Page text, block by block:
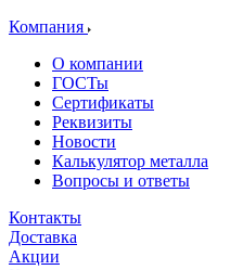
Компания
О компании
ГОСТы
Сертификаты
Реквизиты
Новости
Калькулятор металла
Вопросы и ответы
Контакты
Доставка
Акции